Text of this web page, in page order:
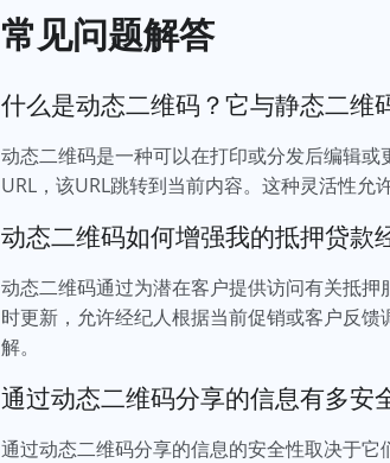
常见问题解答
什么是动态二维码？它与静态二维
动态二维码是一种可以在打印或分发后编辑
URL，该URL跳转到当前内容。这种灵活性允
动态二维码如何增强我的抵押贷款
动态二维码通过为潜在客户提供访问有关抵
时更新，允许经纪人根据当前促销或客户反
解。
通过动态二维码分享的信息有多安
通过动态二维码分享的信息的安全性取决于